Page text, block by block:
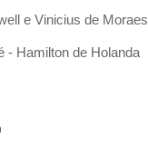
e Vinicius de Moraes
- Hamilton de Holanda